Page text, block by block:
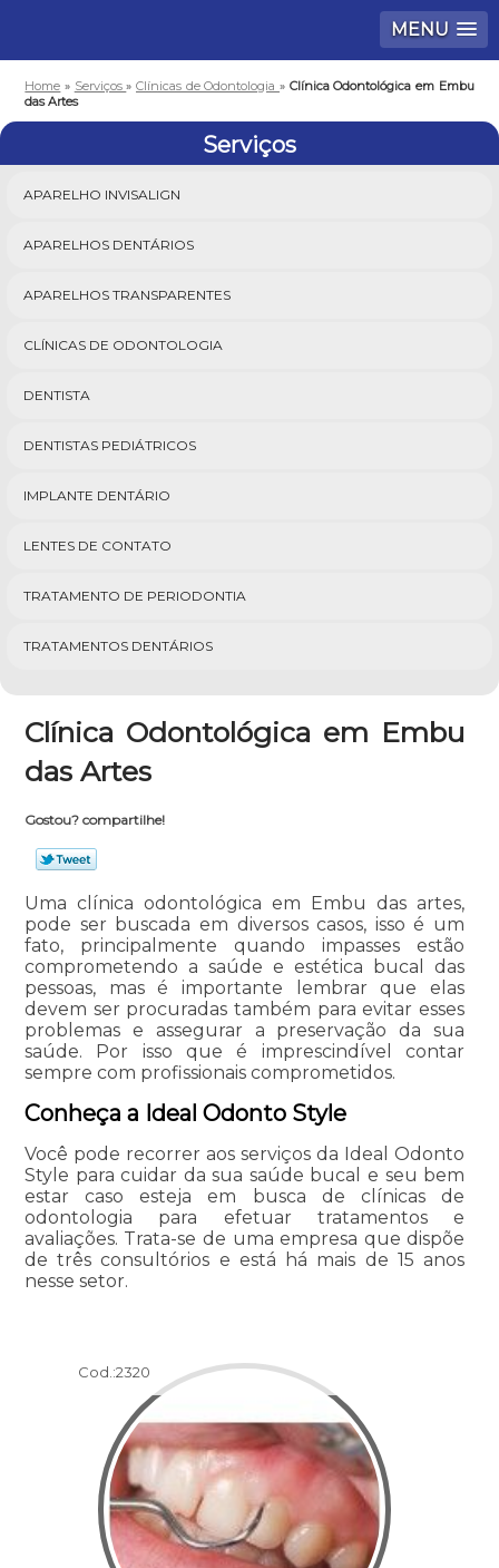
MENU
Home » Serviços»Clínicas de Odontologia » Clínica Odontológica em Embu
das Artes
Serviços
APARELHO INVISALIGN
APARELHOS DENTÁRIOS
APARELHOS TRANSPARENTES
CLÍNICAS DE ODONTOLOGIA
DENTISTA
DENTISTAS PEDIÁTRICOS
IMPLANTE DENTÁRIO
LENTES DE CONTATO
TRATAMENTO DE PERIODONTIA
TRATAMENTOS DENTÁRIOS
Clínica Odontológica em Embu
das Artes
Gostou? compartilhe!
Uma clínica odontológica em Embu das artes,
pode ser buscada em diversos casos, isso é um
fato, principalmente quando impasses estão
comprometendo a saúde e estética bucal das
pessoas, mas é importante lembrar que elas
devem ser procuradas também para evitar esses
problemas e assegurar a preservação da sua
saúde. Por isso que é imprescindível contar
sempre com profissionais comprometidos.
Conheça a Ideal Odonto Style
Você pode recorrer aos serviços da Ideal Odonto
Style para cuidar da sua saúde bucal e seu bem
estar caso esteja em busca de clínicas de
odontologia para efetuar tratamentos e
avaliações. Trata-se de uma empresa que dispõe
de três consultórios e está há mais de 15 anos
nesse setor.
Cod.:2320